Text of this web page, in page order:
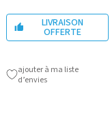
 LIVRAISON
OFFERTE
ajouter à ma liste
d’envies